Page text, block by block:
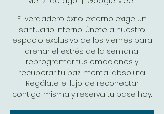
El verdadero éxito externo exige un
santuario interno. Únete a nuestro
espacio exclusivo de los viernes para
drenar el estrés de la semana,
reprogramar tus emociones y
recuperar tu paz mental absoluta.
Regálate el lujo de reconectar
contigo misma y reserva tu pase hoy.